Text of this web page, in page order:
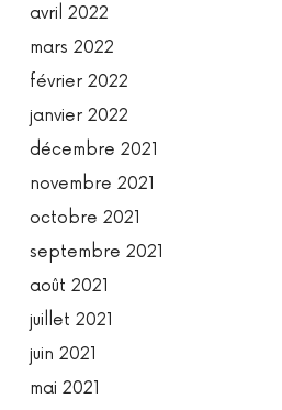
avril 2022
mars 2022
février 2022
janvier 2022
décembre 2021
novembre 2021
octobre 2021
septembre 2021
août 2021
juillet 2021
juin 2021
mai 2021